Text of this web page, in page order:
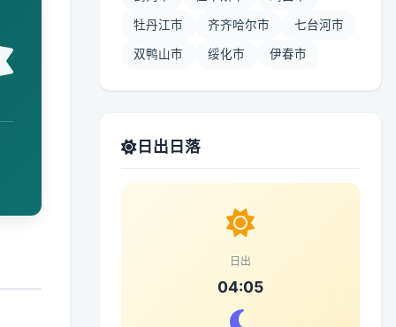
牡丹江市 齐齐哈尔市 七台河市
双鸭山市 绥化市 伊春市
日出日落
日出
04:05